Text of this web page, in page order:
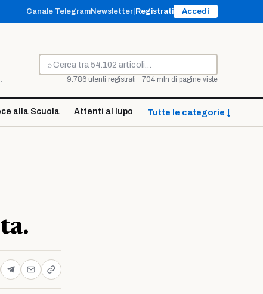
Canale TelegramNewsletter Registrati Accedi
⌕
Cerca
9.786 utenti registrati · 704 mln di pagine viste
alla Scuola Attenti al lupo Tutte le categorie ↓